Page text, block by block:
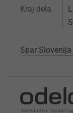
Kraj dela
Spar Slovenija